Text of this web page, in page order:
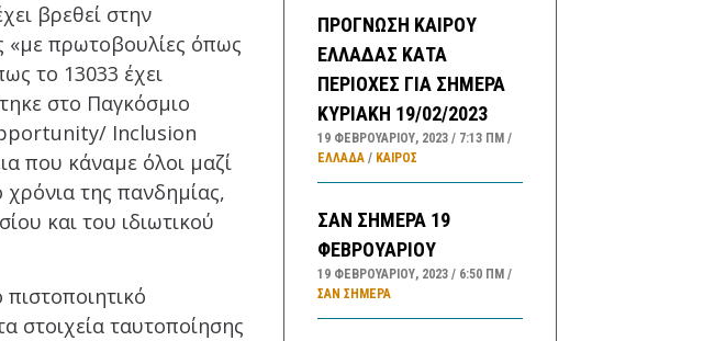
βρεθεί στην
«με πρωτοβουλίες όπως
το 13033 έχει
στο Παγκόσμιο
Inclusion
που κάναμε όλοι μαζί
χρόνια της πανδημίας,
και του ιδιωτικού
στοιχεία ταυτοποίησης
ΠΡΟΓΝΩΣΗ ΚΑΙΡΟΥ
ΕΛΛΑΔΑΣ ΚΑΤΑ
ΠΕΡΙΟΧΕΣ ΓΙΑ ΣΗΜΕΡΑ
ΚΥΡΙΑΚΗ 19/02/2023
19 ΦΕΒΡΟΥΑΡΊΟΥ, 2023 7:13 ΠΜ
ΕΛΛΑΔA/ ΚΑΙΡΌΣ
ΣΑΝ ΣΗΜΕΡΑ 19
ΦΕΒΡΟΥΑΡΙΟΥ
19 ΦΕΒΡΟΥΑΡΊΟΥ, 2023 6:50 ΠΜ
ΣΑΝ ΣΉΜΕΡΑ